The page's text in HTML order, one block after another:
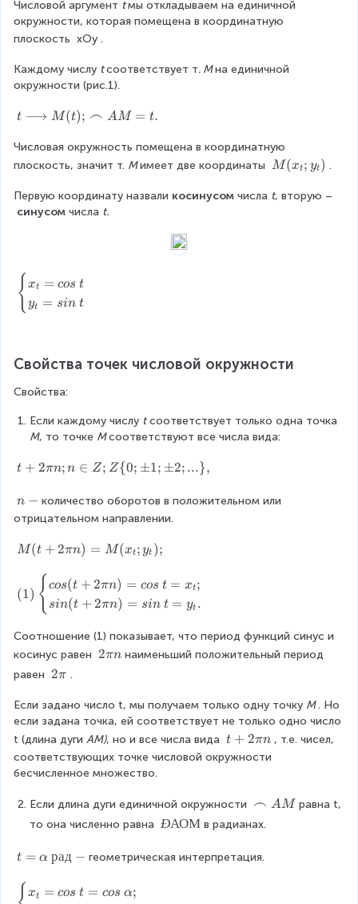
Числовой аргумент t мы откладываем на единичной
окружности, которая помещена в координатную
плоскость xOy .
Каждому числу t соответствует т. М на единичной
окружности (рис.1).
t
o
n
ig
ht
M
(t
);
w
n
{
M
t.
t ⟶ M(t); ⌢ AM = t.
Числовая окружность помещена в координатную
плоскость, значит т. М имеет две координаты M
_t
M(xt; yt ) .
Первую координату назвали косинусом числа t, вторую –
синусом числа t.
\
b
e
n
c
s
}
_
t
c
s
\
\
\
_
t
=
si
n
\
t
e
{
a
{ xt = cos t
yt = sin t
Свойства точек числовой окружности
Свойства:
Если каждому числу t соответствует только одна точка
М, то точке М соответствуют все числа вида:
t
2
\
n;
n
Z
\
{
\
p
m
1;
\
m
.\
t + 2πn; n ∈ Z; Z{0; ±1; ±2; ...},
n
\
n − количество оборотов в положительном или
отрицательном направлении.
M
2
pi
n)
=
M
_t
;y
_t
);
M(t + 2πn) = M(xt ; yt );
1
\
e
g
n
{
c
a
s
s
o
(
(1) { cos(t + 2πn) = cos t = xt;
sin(t + 2πn) = sin t = yt .
Соотношение (1) показывает, что период функций синус и
косинус равен 2
i
n
2πn наименьший положительный период
равен 2
p
i
2π .
Если задано число t, мы получаем только одну точку М . Но
если задана точка, ей соответствует не только одно число
t (длина дуги АМ), но и все числа вида t
+
p
i
t + 2πn , т.е. чисел,
соответствующих точке числовой окружности
бесчисленное множество.
Если длина дуги единичной окружности \f
ro
n
⌢ AM равна t,
то она численно равна Ð
О
ÐАОМ в радианах.
t
\
t = α рад − геометрическая интерпретация.
\ xt = cos t = cos α;